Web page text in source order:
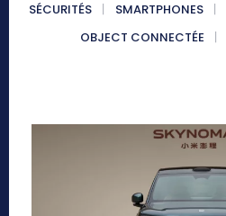
SÉCURITÉS SMARTPHONES
OBJECT CONNECTÉE